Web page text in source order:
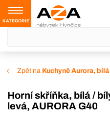
KATEGORIE
Zpět na Kuchyně Aurora,
Horní skříňka, bílá / bílý extra vysoký lesk,
levá, AURORA G40